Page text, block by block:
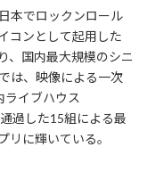
本でロックンロール
コンとして起用した
、国内最大規模のシニ
は、映像による一次
ライブハウス
過した15組による最
に輝いている。